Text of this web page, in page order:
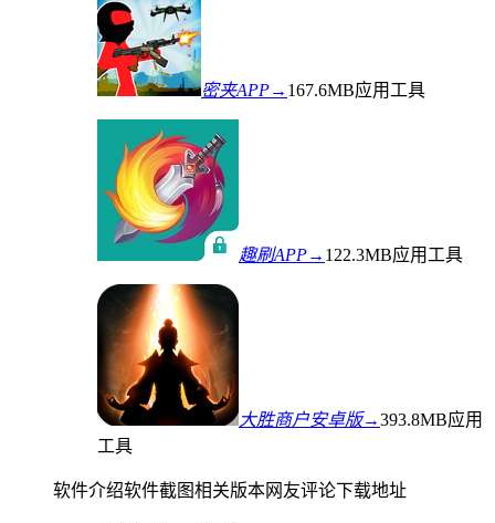
密夹APP→ 167.6MB应用工具
趣刷APP→ 122.3MB应用工具
大胜商户安卓版→393.8MB应用
工具
软件介绍软件截图相关版本网友评论下载地址